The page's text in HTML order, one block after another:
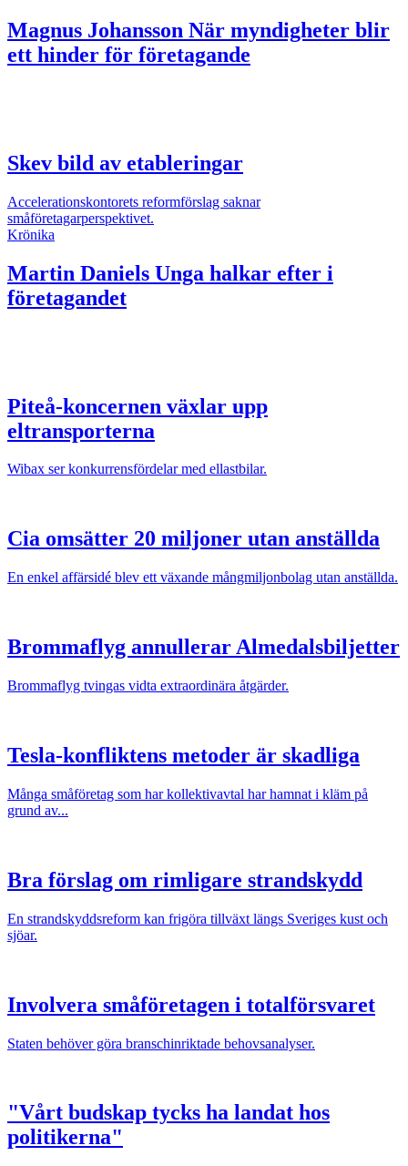
Magnus Johansson När myndigheter blir
ett hinder för företagande
Skev bild av etableringar
Accelerationskontorets reformförslag saknar
småföretagarperspektivet.
Krönika
Martin Daniels Unga halkar efter i
företagandet
Piteå-koncernen växlar upp
eltransporterna
Wibax ser konkurrensfördelar med ellastbilar.
Cia omsätter 20 miljoner utan anställda
En enkel affärsidé blev ett växande mångmiljonbolag utan anställda.
Brommaflyg annullerar Almedalsbiljetter
Brommaflyg tvingas vidta extraordinära åtgärder.
Tesla-konfliktens metoder är skadliga
Många småföretag som har kollektivavtal har hamnat i kläm på
grund av...
Bra förslag om rimligare strandskydd
En strandskyddsreform kan frigöra tillväxt längs Sveriges kust och
sjöar.
Involvera småföretagen i totalförsvaret
Staten behöver göra branschinriktade behovsanalyser.
"Vårt budskap tycks ha landat hos
politikerna"